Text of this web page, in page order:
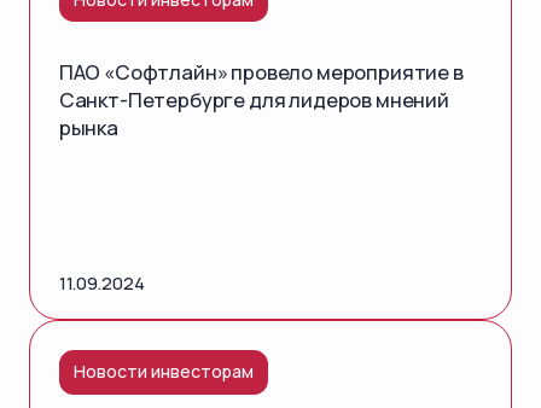
ПАО «Софтлайн» провело мероприятие в
Санкт-Петербурге для лидеров мнений
рынка
11.09.2024
Новости инвесторам